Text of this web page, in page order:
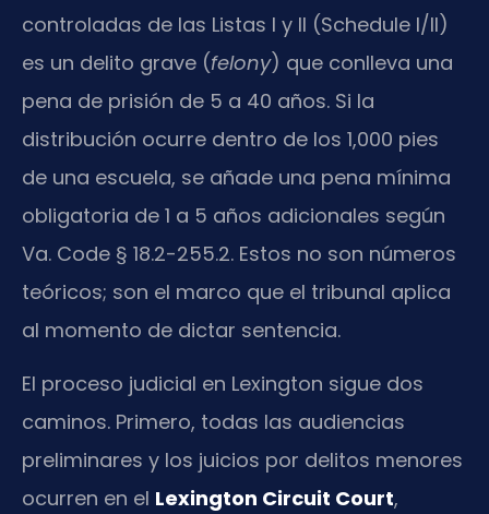
controladas de las Listas I y II (Schedule I/II)
es un delito grave (felony) que conlleva una
pena de prisión de 5 a 40 años. Si la
distribución ocurre dentro de los 1,000 pies
de una escuela, se añade una pena mínima
obligatoria de 1 a 5 años adicionales según
Va. Code § 18.2-255.2. Estos no son números
teóricos; son el marco que el tribunal aplica
al momento de dictar sentencia.
El proceso judicial en Lexington sigue dos
caminos. Primero, todas las audiencias
preliminares y los juicios por delitos menores
ocurren en el Lexington Circuit Court,